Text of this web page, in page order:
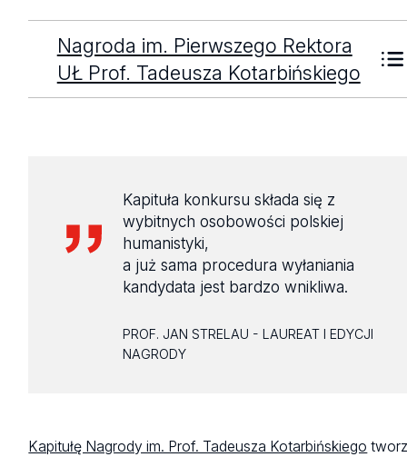
Nagroda im. Pierwszego Rektora
UŁ Prof. Tadeusza Kotarbińskiego
Kapituła konkursu składa się z
wybitnych osobowości polskiej
humanistyki,
a już sama procedura wyłaniania
kandydata jest bardzo wnikliwa.
PROF. JAN STRELAU - LAUREAT I EDYCJI
NAGRODY
Kapitułę Nagrody im. Prof. Tadeusza Kotarbińskiego